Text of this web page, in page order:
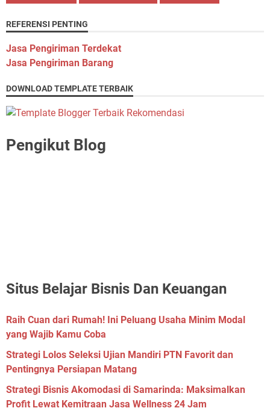
REFERENSI PENTING
Jasa Pengiriman Terdekat
Jasa Pengiriman Barang
DOWNLOAD TEMPLATE TERBAIK
Pengikut Blog
Situs Belajar Bisnis Dan Keuangan
Raih Cuan dari Rumah! Ini Peluang Usaha Minim Modal
yang Wajib Kamu Coba
Strategi Lolos Seleksi Ujian Mandiri PTN Favorit dan
Pentingnya Persiapan Matang
Strategi Bisnis Akomodasi di Samarinda: Maksimalkan
Profit Lewat Kemitraan Jasa Wellness 24 Jam